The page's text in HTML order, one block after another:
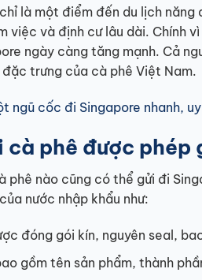
là một điểm đến du lịch
việc và định cư lâu dài. Chính
ngày càng tăng mạnh. Cả
trưng của cà phê Việt Nam.
ngũ cốc đi Singapore nhanh,
cà phê được phép
phê nào cũng có thể gửi đi
nước nhập khẩu như:
đóng gói kín, nguyên seal,
gồm tên sản phẩm, thành